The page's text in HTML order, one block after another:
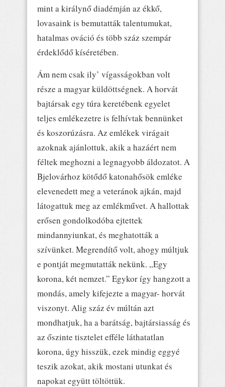
mint a királynő diadémján az ékkő,
lovasaink is bemutatták talentumukat,
hatalmas ováció és több száz szempár
érdeklődő kíséretében.
Ám nem csak ily’ vígasságokban volt
része a magyar küldöttségnek. A horvát
bajtársak egy túra keretébenk egyelet
teljes emlékezetre is felhívtak bennünket
és koszorúzásra. Az emlékek virágait
azoknak ajánlottuk, akik a hazáért nem
féltek meghozni a legnagyobb áldozatot. A
Bjelovárhoz kötődő katonahősök emléke
elevenedett meg a veteránok ajkán, majd
látogattuk meg az emlékművet. A hallottak
erősen gondolkodóba ejtettek
mindannyiunkat, és meghatották a
szívünket. Megrendítő volt, ahogy múltjuk
e pontját megmutatták nekünk. „Egy
korona, két nemzet.” Egykor így hangzott a
mondás, amely kifejezte a magyar- horvát
viszonyt. Alig száz év múltán azt
mondhatjuk, ha a barátság, bajtársiasság és
az őszinte tisztelet efféle láthatatlan
korona, úgy hisszük, ezek mindig eggyé
teszik azokat, akik mostani utunkat és
napokat együtt töltöttük.